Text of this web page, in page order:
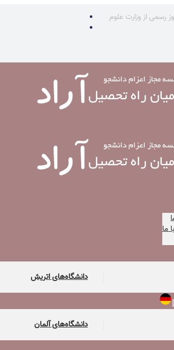
رسمی از وزارت علوم
ما
دانشگاه‌های اتریش
دانشگاه‌های آلمان